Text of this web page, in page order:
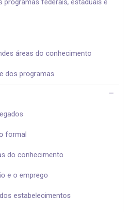
programas federais, estaduais e
áreas do conhecimento
dos programas
formal
do conhecimento
e o emprego
estabelecimentos